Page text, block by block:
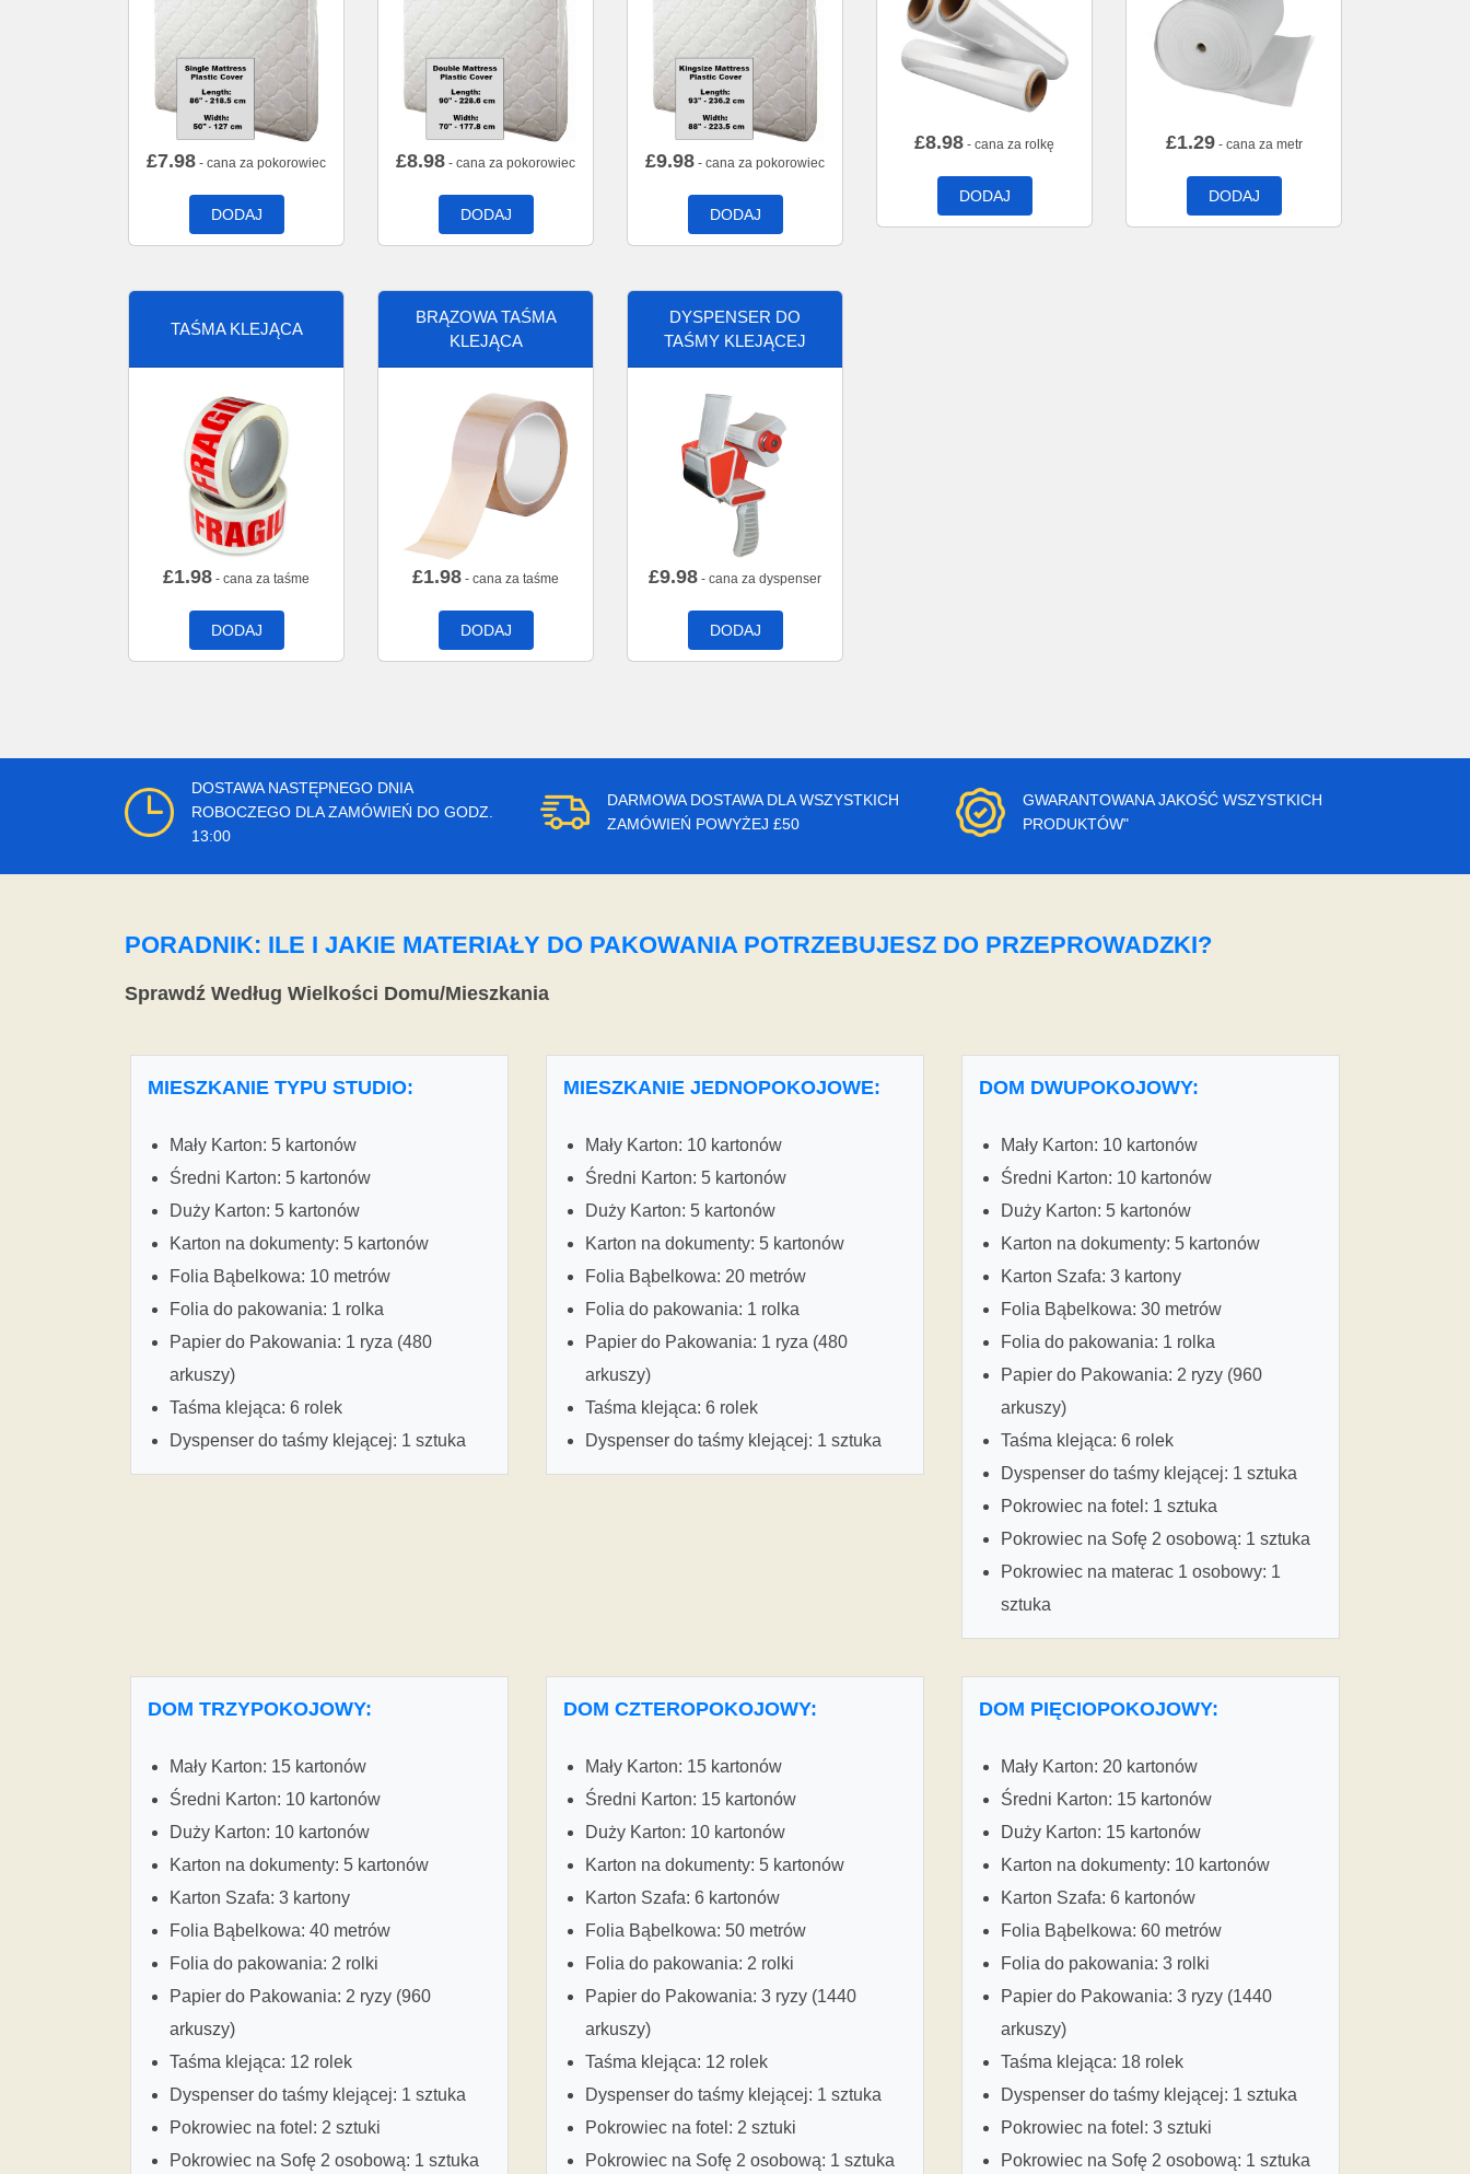
£7.98 - cana za pokorowiec
DODAJ
£8.98 - cana za pokorowiec
DODAJ
£9.98 - cana za pokorowiec
DODAJ
£8.98 - cana za rolkę
DODAJ
£1.29- cana za metr
DODAJ
TAŚMA KLEJĄCA
£1.98 - cana za taśme
DODAJ
BRĄZOWA TAŚMA
KLEJĄCA
£1.98 - cana za taśme
DODAJ
DYSPENSER DO
TAŚMY KLEJĄCEJ
£9.98 - cana za dyspenser
DODAJ
DOSTAWA NASTĘPNEGO DNIA
ROBOCZEGO DLA ZAMÓWIEŃ DO GODZ.
13:00
DARMOWA DOSTAWA DLA WSZYSTKICH
ZAMÓWIEŃ POWYŻEJ £50
GWARANTOWANA JAKOŚĆ WSZYSTKICH
PRODUKTÓW"
PORADNIK: ILE I JAKIE MATERIAŁY DO PAKOWANIA POTRZEBUJESZ DO PRZEPROWADZKI?
Sprawdź Według Wielkości Domu/Mieszkania
MIESZKANIE TYPU STUDIO:
Mały Karton: 5 kartonów
Średni Karton: 5 kartonów
Duży Karton: 5 kartonów
Karton na dokumenty: 5 kartonów
Folia Bąbelkowa: 10 metrów
Folia do pakowania: 1 rolka
Papier do Pakowania: 1 ryza (480
arkuszy)
Taśma klejąca: 6 rolek
Dyspenser do taśmy klejącej: 1 sztuka
MIESZKANIE JEDNOPOKOJOWE:
Mały Karton: 10 kartonów
Średni Karton: 5 kartonów
Duży Karton: 5 kartonów
Karton na dokumenty: 5 kartonów
Folia Bąbelkowa: 20 metrów
Folia do pakowania: 1 rolka
Papier do Pakowania: 1 ryza (480
arkuszy)
Taśma klejąca: 6 rolek
Dyspenser do taśmy klejącej: 1 sztuka
DOM DWUPOKOJOWY:
Mały Karton: 10 kartonów
Średni Karton: 10 kartonów
Duży Karton: 5 kartonów
Karton na dokumenty: 5 kartonów
Karton Szafa: 3 kartony
Folia Bąbelkowa: 30 metrów
Folia do pakowania: 1 rolka
Papier do Pakowania: 2 ryzy (960
arkuszy)
Taśma klejąca: 6 rolek
Dyspenser do taśmy klejącej: 1 sztuka
Pokrowiec na fotel: 1 sztuka
Pokrowiec na Sofę 2 osobową: 1 sztuka
Pokrowiec na materac 1 osobowy: 1
sztuka
DOM TRZYPOKOJOWY:
Mały Karton: 15 kartonów
Średni Karton: 10 kartonów
Duży Karton: 10 kartonów
Karton na dokumenty: 5 kartonów
Karton Szafa: 3 kartony
Folia Bąbelkowa: 40 metrów
Folia do pakowania: 2 rolki
Papier do Pakowania: 2 ryzy (960
arkuszy)
Taśma klejąca: 12 rolek
Dyspenser do taśmy klejącej: 1 sztuka
Pokrowiec na fotel: 2 sztuki
Pokrowiec na Sofę 2 osobową: 1 sztuka
DOM CZTEROPOKOJOWY:
Mały Karton: 15 kartonów
Średni Karton: 15 kartonów
Duży Karton: 10 kartonów
Karton na dokumenty: 5 kartonów
Karton Szafa: 6 kartonów
Folia Bąbelkowa: 50 metrów
Folia do pakowania: 2 rolki
Papier do Pakowania: 3 ryzy (1440
arkuszy)
Taśma klejąca: 12 rolek
Dyspenser do taśmy klejącej: 1 sztuka
Pokrowiec na fotel: 2 sztuki
Pokrowiec na Sofę 2 osobową: 1 sztuka
DOM PIĘCIOPOKOJOWY:
Mały Karton: 20 kartonów
Średni Karton: 15 kartonów
Duży Karton: 15 kartonów
Karton na dokumenty: 10 kartonów
Karton Szafa: 6 kartonów
Folia Bąbelkowa: 60 metrów
Folia do pakowania: 3 rolki
Papier do Pakowania: 3 ryzy (1440
arkuszy)
Taśma klejąca: 18 rolek
Dyspenser do taśmy klejącej: 1 sztuka
Pokrowiec na fotel: 3 sztuki
Pokrowiec na Sofę 2 osobową: 1 sztuka